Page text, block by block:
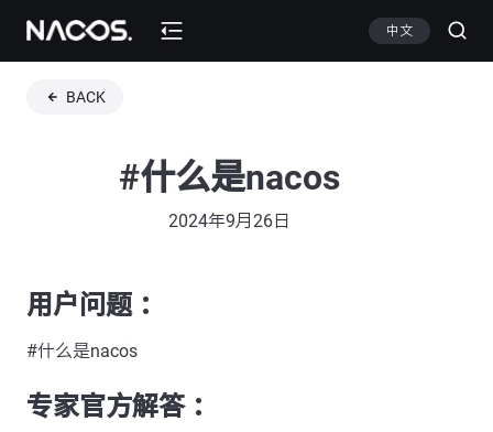
中文
BACK
#什么是nacos
2024年9月26日
用户问题 ：
#什么是nacos
专家官方解答 ：